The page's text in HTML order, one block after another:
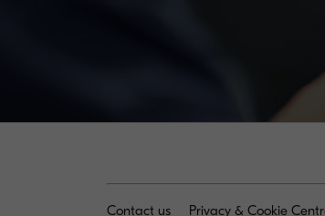
Contact us Privacy & Cookie